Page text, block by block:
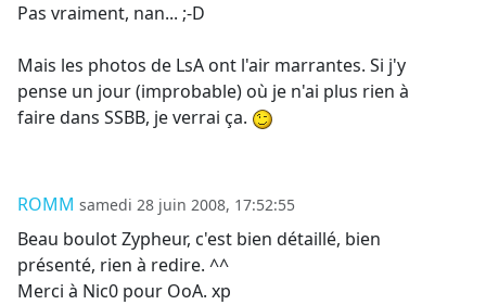
Pas vraiment, nan... ;-D
Mais les photos de LsA ont l'air marrantes. Si j'y
pense un jour (improbable) où je n'ai plus rien à
faire dans SSBB, je verrai ça.
ROMM samedi 28 juin 2008, 17:52:55
Beau boulot Zypheur, c'est bien détaillé, bien
présenté, rien à redire. ^^
Merci à Nic0 pour OoA. xp